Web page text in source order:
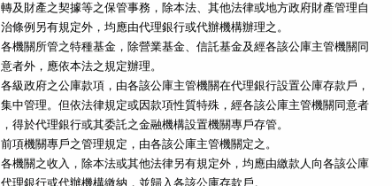
轉及財產之契據等之保管事務，除本法、其他法律或地方政府財產管理自
治條例另有規定外，均應由代理銀行或代辦機構辦理之。
各機關所管之特種基金，除營業基金、信託基金及經各該公庫主管機關同
各級政府之公庫款項，由各該公庫主管機關在代理銀行設置公庫存款戶，
集中管理。但依法律規定或因款項性質特殊，經各該公庫主管機關同意者
，得於代理銀行或其委託之金融機構設置機關專戶存管。
各機關之收入，除本法或其他法律另有規定外，均應由繳款人向各該公庫